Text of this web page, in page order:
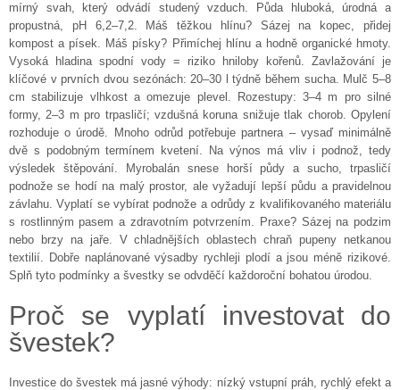
mírný svah, který odvádí studený vzduch. Půda hluboká, úrodná a
propustná, pH 6,2–7,2. Máš těžkou hlínu? Sázej na kopec, přidej
kompost a písek. Máš písky? Přimíchej hlínu a hodně organické hmoty.
Vysoká hladina spodní vody = riziko hniloby kořenů. Zavlažování je
klíčové v prvních dvou sezónách: 20–30 l týdně během sucha. Mulč 5–8
cm stabilizuje vlhkost a omezuje plevel. Rozestupy: 3–4 m pro silné
formy, 2–3 m pro trpasličí; vzdušná koruna snižuje tlak chorob. Opylení
rozhoduje o úrodě. Mnoho odrůd potřebuje partnera – vysaď minimálně
dvě s podobným termínem kvetení. Na výnos má vliv i podnož, tedy
výsledek štěpování. Myrobalán snese horší půdy a sucho, trpasličí
podnože se hodí na malý prostor, ale vyžadují lepší půdu a pravidelnou
závlahu. Vyplatí se vybírat podnože a odrůdy z kvalifikovaného materiálu
s rostlinným pasem a zdravotním potvrzením. Praxe? Sázej na podzim
nebo brzy na jaře. V chladnějších oblastech chraň pupeny netkanou
textilií. Dobře naplánované výsadby rychleji plodí a jsou méně rizikové.
Splň tyto podmínky a švestky se odvděčí každoroční bohatou úrodou.
Proč se vyplatí investovat do
švestek?
Investice do švestek má jasné výhody: nízký vstupní práh, rychlý efekt a